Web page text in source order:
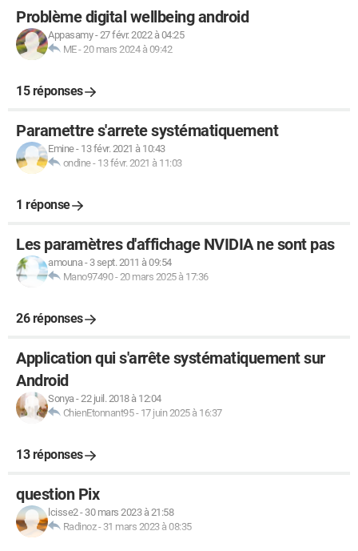
Problème digital wellbeing android
Appasamy-27 févr. 2022 à 04:25
ME-20 mars 2024 à 09:42
15 réponses
Paramettre s'arrete systématiquement
Emine- 13 févr. 2021 à 10:43
ondine- 13 févr. 2021 à 11:03
1 réponse
Les paramètres d'affichage NVIDIA ne sont pas
amouna- 3 sept. 2011 à 09:54
Mano97490-20 mars 2025 à 17:36
26 réponses
Application qui s'arrête systématiquement sur
Android
Sonya-22 juil. 2018 à 12:04
ChienEtonnant95- 17 juin 2025 à 16:37
13 réponses
question Pix
lcisse2- 30 mars 2023 à 21:58
Radinoz- 31 mars 2023 à 08:35